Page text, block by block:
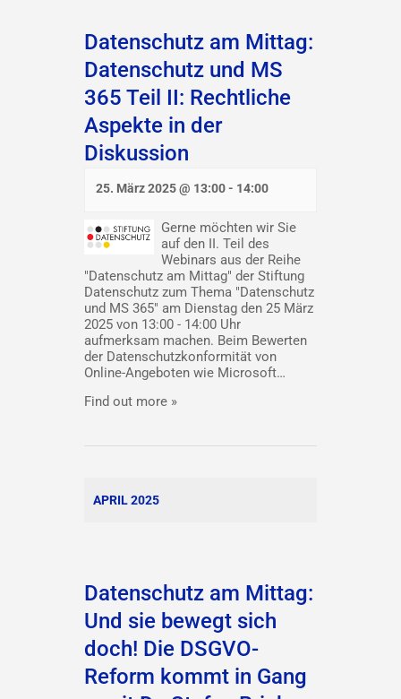
Datenschutz am Mittag:
Datenschutz und MS
365 Teil II: Rechtliche
Aspekte in der
Diskussion
25. März 2025 @ 13:00- 14:00
Gerne möchten wir Sie
auf den II. Teil des
Webinars aus der Reihe
"Datenschutz am Mittag" der Stiftung
Datenschutz zum Thema "Datenschutz
und MS 365" am Dienstag den 25 März
2025 von 13:00 - 14:00 Uhr
aufmerksam machen. Beim Bewerten
der Datenschutzkonformität von
Online-Angeboten wie Microsoft…
Find out more »
APRIL 2025
Datenschutz am Mittag:
Und sie bewegt sich
doch! Die DSGVO-
Reform kommt in Gang